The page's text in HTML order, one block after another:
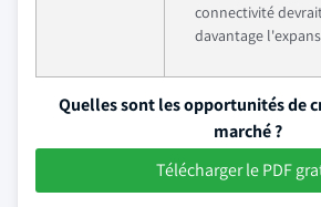
connectivité
davantage
Quelles sont les opportunités de
marché ?
Télécharger le PDF